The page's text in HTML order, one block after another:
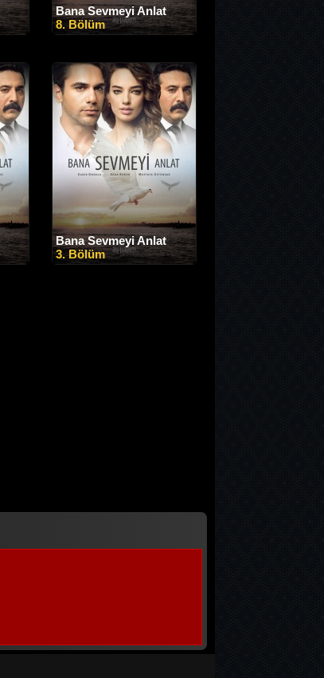
Bana Sevmeyi Anlat
8. Bölüm
Bana Sevmeyi Anlat
3. Bölüm